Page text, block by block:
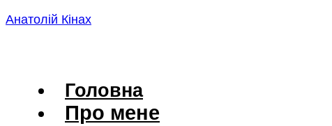
Skip
Анатолій Кінах
Головна
Про мене